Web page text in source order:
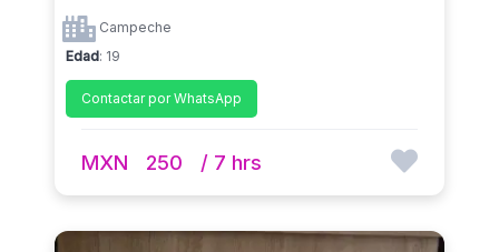
Campeche
Edad: 19
Contactar por WhatsApp
MXN 250 / 7 hrs